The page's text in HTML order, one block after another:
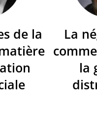
de la
La
la